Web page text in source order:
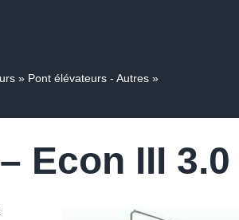
» Pont élévateurs - Autres »
Econ III 3.0